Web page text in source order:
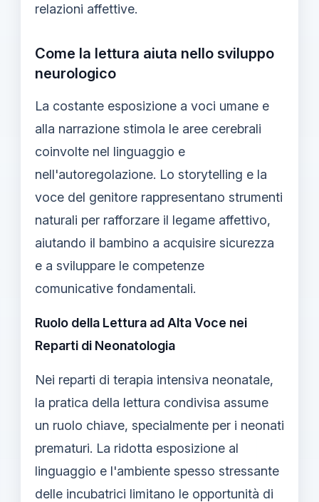
relazioni affettive.
Come la lettura aiuta nello sviluppo
neurologico
La costante esposizione a voci umane e
alla narrazione stimola le aree cerebrali
coinvolte nel linguaggio e
nell'autoregolazione. Lo storytelling e la
voce del genitore rappresentano strumenti
naturali per rafforzare il legame affettivo,
aiutando il bambino a acquisire sicurezza
e a sviluppare le competenze
comunicative fondamentali.
Ruolo della Lettura ad Alta Voce nei
Reparti di Neonatologia
Nei reparti di terapia intensiva neonatale,
la pratica della lettura condivisa assume
un ruolo chiave, specialmente per i neonati
prematuri. La ridotta esposizione al
linguaggio e l'ambiente spesso stressante
delle incubatrici limitano le opportunità di